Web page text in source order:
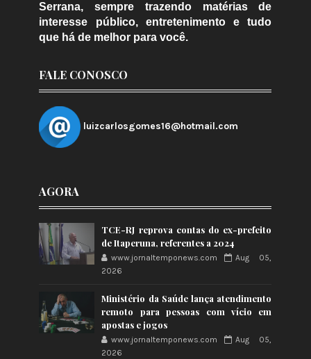
Serrana, sempre trazendo matérias de
interesse público, entretenimento e tudo
que há de melhor para você.
FALE CONOSCO
luizcarlosgomes16@hotmail.com
AGORA
TCE-RJ reprova contas do ex-prefeito
de Itaperuna, referentes a 2024
www.jornaltemponews.com
Aug 05,
2026
Ministério da Saúde lança atendimento
remoto para pessoas com vício em
apostas e jogos
www.jornaltemponews.com
Aug 05,
2026